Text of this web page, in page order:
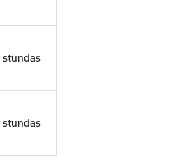
stundas
stundas